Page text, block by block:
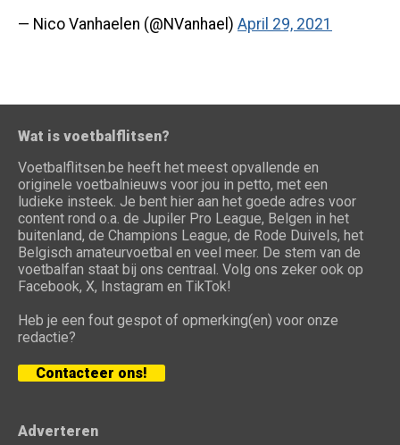
— Nico Vanhaelen (@NVanhael) April 29, 2021
Wat is voetbalflitsen?
Voetbalflitsen.be heeft het meest opvallende en
originele voetbalnieuws voor jou in petto, met een
ludieke insteek. Je bent hier aan het goede adres voor
content rond o.a. de Jupiler Pro League, Belgen in het
buitenland, de Champions League, de Rode Duivels, het
Belgisch amateurvoetbal en veel meer. De stem van de
voetbalfan staat bij ons centraal. Volg ons zeker ook op
Facebook, X, Instagram en TikTok!
Heb je een fout gespot of opmerking(en) voor onze
redactie?
Contacteer ons!
Adverteren